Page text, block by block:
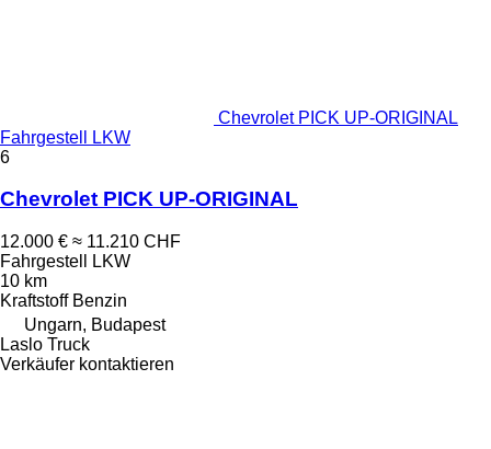
Chevrolet PICK UP-ORIGINAL
Fahrgestell LKW
6
Chevrolet PICK UP-ORIGINAL
12.000 € ≈ 11.210 CHF
Fahrgestell LKW
10 km
Kraftstoff Benzin
Ungarn, Budapest
Laslo Truck
Verkäufer kontaktieren